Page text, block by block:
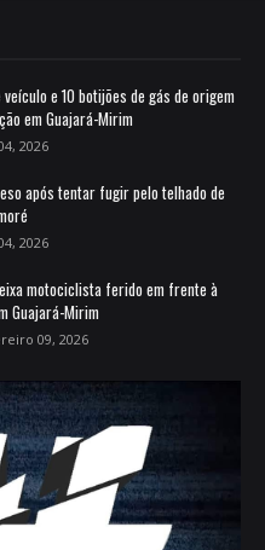
e 10 botijões de gás de origem
em Guajará-Mirim
2026
após tentar fugir pelo telhado de
2026
motociclista ferido em frente à
Guajará-Mirim
09, 2026